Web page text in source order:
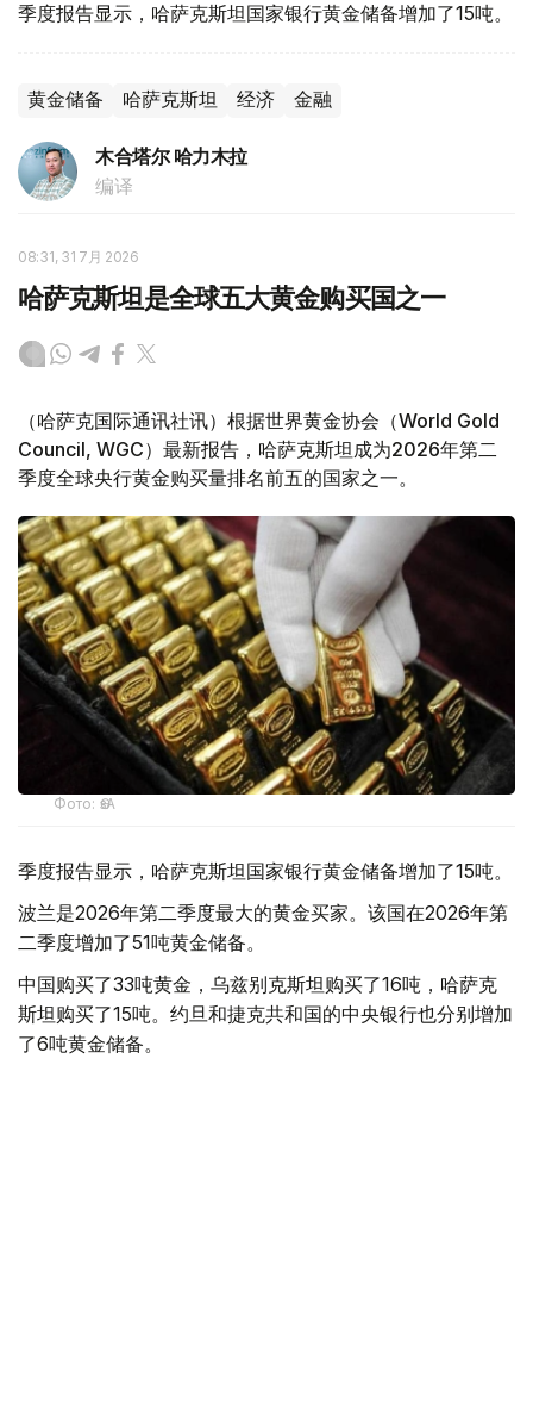
季度报告显示，哈萨克斯坦国家银行黄金储备增加了15吨。
黄金储备 哈萨克斯坦 经济 金融
木合塔尔 哈力木拉
编译
08:31, 31 7月 2026
哈萨克斯坦是全球五大黄金购买国之一
（哈萨克国际通讯社讯）根据世界黄金协会（World Gold
Council, WGC）最新报告，哈萨克斯坦成为2026年第二
季度全球央行黄金购买量排名前五的国家之一。
Фото: ӨзА
季度报告显示，哈萨克斯坦国家银行黄金储备增加了15吨。
波兰是2026年第二季度最大的黄金买家。该国在2026年第
二季度增加了51吨黄金储备。
中国购买了33吨黄金，乌兹别克斯坦购买了16吨，哈萨克
斯坦购买了15吨。约旦和捷克共和国的中央银行也分别增加
了6吨黄金储备。